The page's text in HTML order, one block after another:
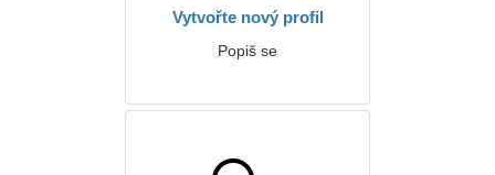
Vytvořte nový profil
Popiš se